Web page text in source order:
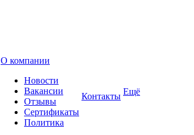
О компании
Новости
Вакансии
Отзывы
Сертификаты
Политика
Контакты Ещё